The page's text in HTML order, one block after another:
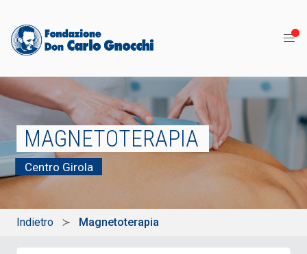
MAGNETOTERAPIA
Centro Girola
Indietro Magnetoterapia